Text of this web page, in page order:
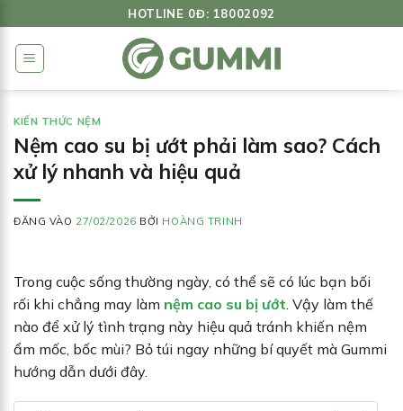
qua
dung
HOTLINE 0Đ: 18002092
KIẾN THỨC NỆM
Nệm cao su bị ướt phải làm sao? Cách
xử lý nhanh và hiệu quả
ĐĂNG VÀO 27/02/2026 BỞI HOÀNG TRINH
Trong cuộc sống thường ngày, có thể sẽ có lúc bạn bối
rối khi chẳng may làm nệm cao su bị ướt . Vậy làm thế
nào để xử lý tình trạng này hiệu quả tránh khiến nệm
ẩm mốc, bốc mùi? Bỏ túi ngay những bí quyết mà Gummi
hướng dẫn dưới đây.